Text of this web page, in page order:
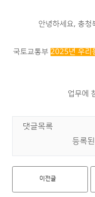
안녕하세요, 충청
국토교통부 2025년 우리
업무에
댓글목록
등록
이전글